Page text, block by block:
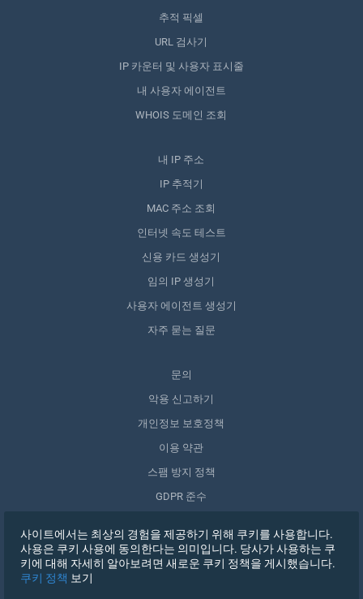
추적 픽셀
URL 검사기
IP 카운터 및 사용자 표시줄
내 사용자 에이전트
WHOIS 도메인 조회
내 IP 주소
IP 추적기
MAC 주소 조회
인터넷 속도 테스트
신용 카드 생성기
임의 IP 생성기
사용자 에이전트 생성기
자주 묻는 질문
문의
악용 신고하기
개인정보 보호정책
이용 약관
스팸 방지 정책
GDPR 준수
동의 철회
사이트에서는 최상의 경험을 제공하기 위해 쿠키를 사용합니다.
사용은 쿠키 사용에 동의한다는 의미입니다. 당사가 사용하는 쿠
키에 대해 자세히 알아보려면 새로운 쿠키 정책을 게시했습니다.
쿠키 정책 보기